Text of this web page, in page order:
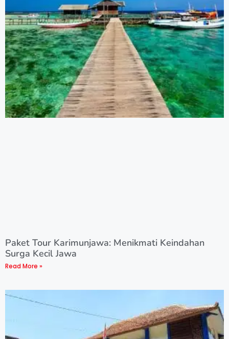
Paket Tour Karimunjawa: Menikmati Keindahan
Surga Kecil Jawa
Read More »